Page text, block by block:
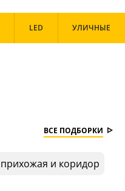
LED УЛИЧНЫЕ
ВСЕ ПОДБОРКИ
прихожая и коридор